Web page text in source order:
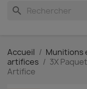
search
Accueil Munitions
artifices
3X
Artifice